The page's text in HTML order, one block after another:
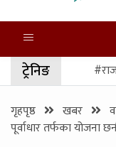
ट्रेनिङ
गृहपृष्ठ खबर
पूर्वाधार तर्फका योजना